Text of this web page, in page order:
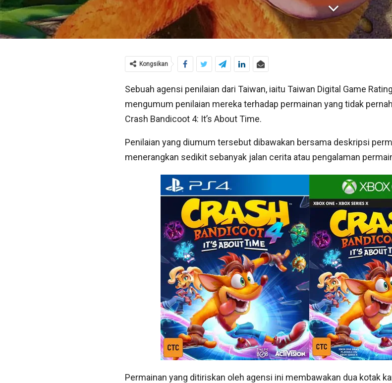
Kongsikan
Sebuah agensi penilaian dari Taiwan, iaitu Taiwan Digital Game
mengumum penilaian mereka terhadap permainan yang tidak
Crash Bandicoot 4: It’s About Time.
Penilaian yang diumum tersebut dibawakan bersama deskripsi
menerangkan sedikit sebanyak jalan cerita atau pengalaman
Permainan yang ditiriskan oleh agensi ini membawakan dua kotak